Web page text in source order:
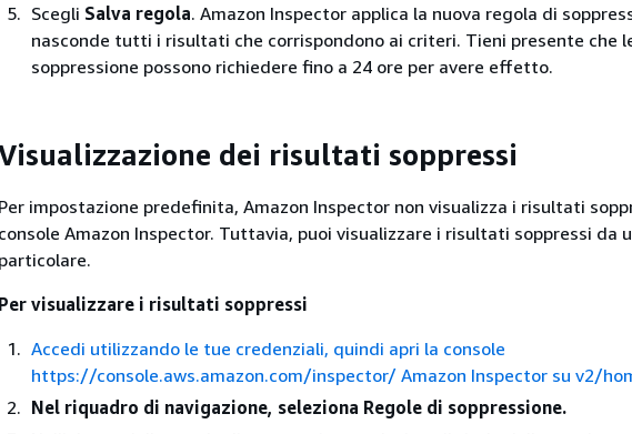
Scegli Salva regola. Amazon Inspector applica la nuova regola di
nasconde tutti i risultati che corrispondono ai criteri. Tieni presente che
soppressione possono richiedere fino a 24 ore per avere effetto.
dei risultati soppressi
Per impostazione predefinita, Amazon Inspector non visualizza i risultati
console Amazon Inspector. Tuttavia, puoi visualizzare i risultati soppressi da
particolare.
Per visualizzare i risultati soppressi
Accedi utilizzando le tue credenziali, quindi apri la console
https://console.aws.amazon.com/inspector/ Amazon Inspector su v2/
Nel riquadro di navigazione, seleziona Regole di soppressione.